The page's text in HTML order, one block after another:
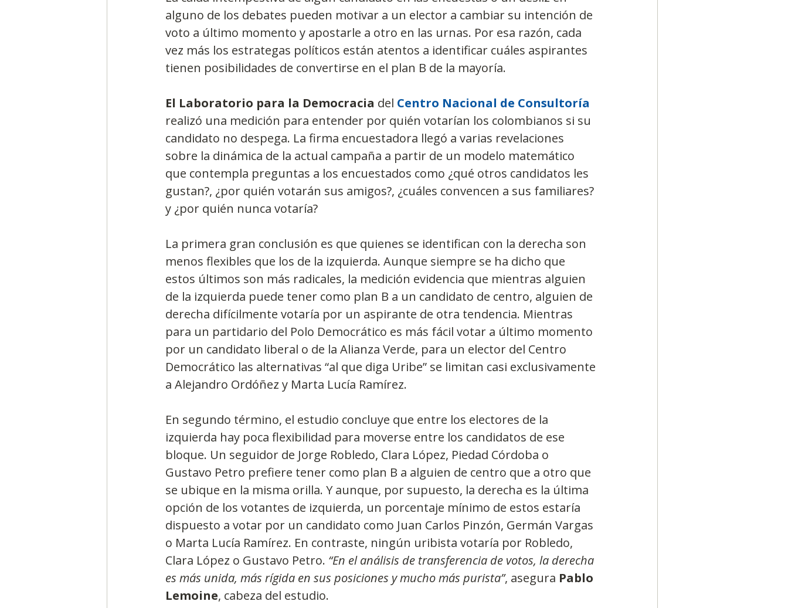
alguno de los debates pueden motivar a un elector a cambiar su intención de
voto a último momento y apostarle a otro en las urnas. Por esa razón, cada
vez más los estrategas políticos están atentos a identificar cuáles aspirantes
tienen posibilidades de convertirse en el plan B de la mayoría.
El Laboratorio para la Democracia del Centro Nacional de Consultoría
realizó una medición para entender por quién votarían los colombianos si su
candidato no despega. La firma encuestadora llegó a varias revelaciones
sobre la dinámica de la actual campaña a partir de un modelo matemático
que contempla preguntas a los encuestados como ¿qué otros candidatos les
gustan?, ¿por quién votarán sus amigos?, ¿cuáles convencen a sus familiares?
y ¿por quién nunca votaría?
La primera gran conclusión es que quienes se identifican con la derecha son
menos flexibles que los de la izquierda. Aunque siempre se ha dicho que
estos últimos son más radicales, la medición evidencia que mientras alguien
de la izquierda puede tener como plan B a un candidato de centro, alguien de
derecha difícilmente votaría por un aspirante de otra tendencia. Mientras
para un partidario del Polo Democrático es más fácil votar a último momento
por un candidato liberal o de la Alianza Verde, para un elector del Centro
Democrático las alternativas “al que diga Uribe” se limitan casi exclusivamente
a Alejandro Ordóñez y Marta Lucía Ramírez.
En segundo término, el estudio concluye que entre los electores de la
izquierda hay poca flexibilidad para moverse entre los candidatos de ese
bloque. Un seguidor de Jorge Robledo, Clara López, Piedad Córdoba o
Gustavo Petro prefiere tener como plan B a alguien de centro que a otro que
se ubique en la misma orilla. Y aunque, por supuesto, la derecha es la última
opción de los votantes de izquierda, un porcentaje mínimo de estos estaría
dispuesto a votar por un candidato como Juan Carlos Pinzón, Germán Vargas
o Marta Lucía Ramírez. En contraste, ningún uribista votaría por Robledo,
Clara López o Gustavo Petro. “En el análisis de transferencia de votos, la derecha
es más unida, más rígida en sus posiciones y mucho más purista”, asegura Pablo
Lemoine, cabeza del estudio.